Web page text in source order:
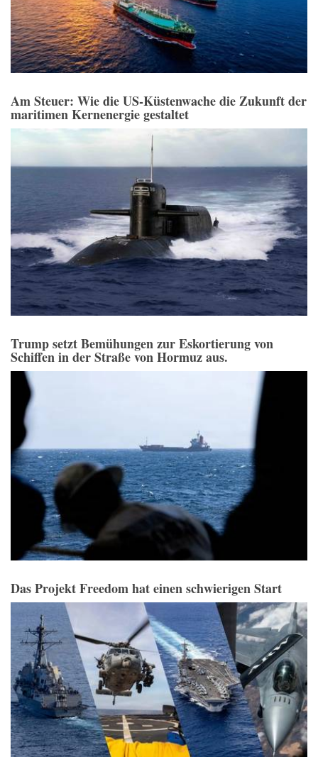
Am Steuer: Wie die US-Küstenwache die Zukunft der
maritimen Kernenergie gestaltet
Trump setzt Bemühungen zur Eskortierung von
Schiffen in der Straße von Hormuz aus.
Das Projekt Freedom hat einen schwierigen Start